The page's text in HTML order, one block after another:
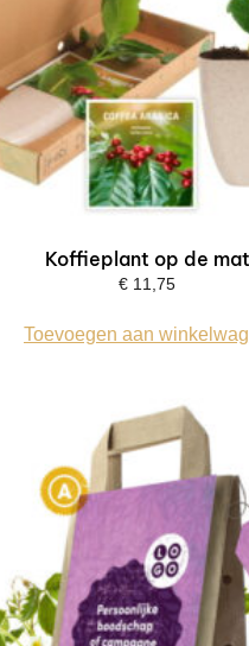
Koffieplant op de mat
€ 11,75
Toevoegen aan